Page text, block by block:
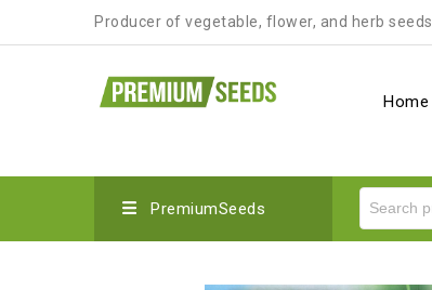
Producer of vegetable, flower, and herb seeds
Home
PremiumSeeds